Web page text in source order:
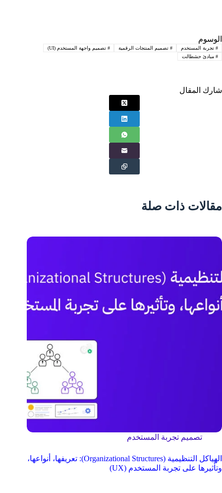
الوسوم
# تجربة المستخدم # تصميم المنتجات الرقمية # تصميم واجهة المستخدم (UI)
# مبادئ حشطالت
شارك المقال
مقالات ذات صلة
تصميم تجربة المستخدم
الهياكل التنظيمية (Organizational Structures): تعريفها، أنواعها،
وتأثيرها على تجربة المستخدم (UX)